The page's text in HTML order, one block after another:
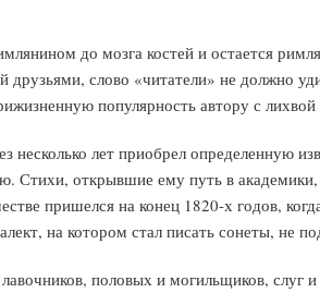
до мозга костей и остается
друзьями, слово «читатели» не должно
популярность автору с
несколько лет приобрел определенную
Стихи, открывшие ему путь в
пришелся на конец 1820-х годов,
на котором стал писать сонеты, не
половых и могильщиков, слуг